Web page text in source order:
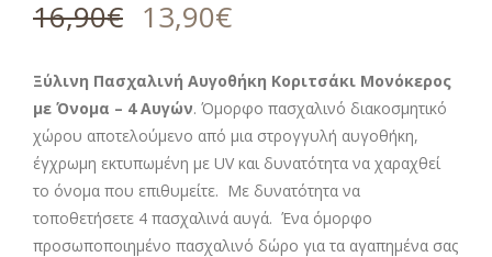
16,90€ 13,90€
Ξύλινη Πασχαλινή Αυγοθήκη Κοριτσάκι Μονόκερος
με Όνομα – 4 Αυγών. Όμορφο πασχαλινό διακοσμητικό
χώρου αποτελούμενο από μια στρογγυλή αυγοθήκη,
έγχρωμη εκτυπωμένη με UV και δυνατότητα να χαραχθεί
το όνομα που επιθυμείτε. Με δυνατότητα να
τοποθετήσετε 4 πασχαλινά αυγά. Ένα όμορφο
προσωποποιημένο πασχαλινό δώρο για τα αγαπημένα σας